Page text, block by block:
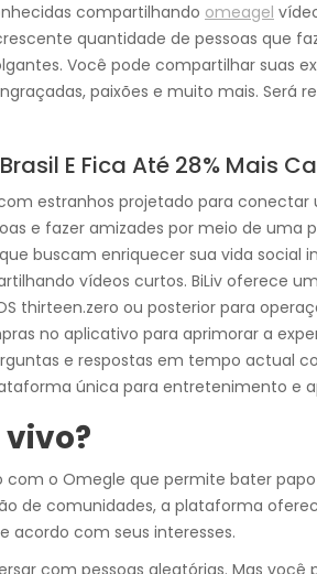
compartilhando omeagel
quantidade de pessoas que
Você pode compartilhar suas
paixões e muito mais. Será
E Fica Até 28% Mais
estranhos projetado para conectar
e fazer amizades por meio de uma
buscam enriquecer sua vida social
vídeos curtos. BiLiv oferece
thirteen.zero ou posterior para
no aplicativo para aprimorar a
e respostas em tempo actual
única para entretenimento e
o Omegle que permite bater
de comunidades, a plataforma
acordo com seus interesses.
com pessoas aleatórias. Mas você